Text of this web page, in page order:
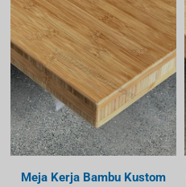
Meja Kerja Bambu Kustom